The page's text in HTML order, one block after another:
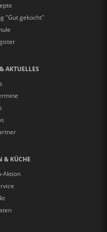
"Gut gekocht"
AKTUELLES
& KÜCHE
Aktion